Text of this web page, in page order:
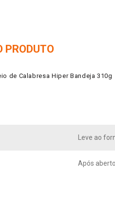
PRODUTO
de Calabresa Hiper Bandeja 310g
Leve ao
Após